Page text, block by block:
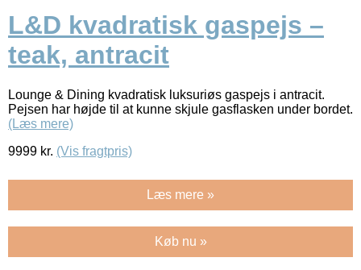
L&D kvadratisk gaspejs –
teak, antracit
Lounge & Dining kvadratisk luksuriøs gaspejs i antracit.
Pejsen har højde til at kunne skjule gasflasken under bordet.
(Læs mere)
9999 kr. (Vis fragtpris)
Læs mere »
Køb nu »